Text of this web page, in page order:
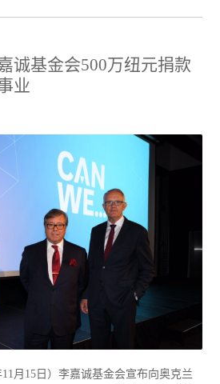
诚基金会500万纽元捐款
业
11月15日）李嘉诚基金会宣布向奥克兰